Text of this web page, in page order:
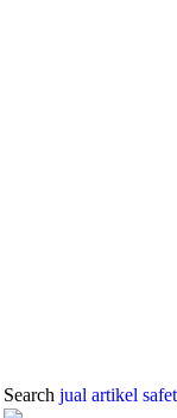
Search jual ­artikel